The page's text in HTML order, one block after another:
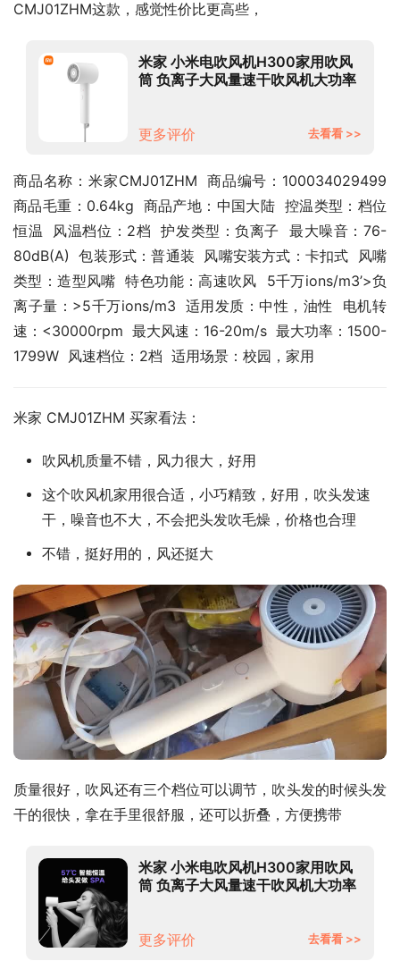
CMJ01ZHM这款，感觉性价比更高些，
米家 小米电吹风机H300家用吹风
筒 负离子大风量速干吹风机大功率
更多评价 去看看 >>
商品名称：米家CMJ01ZHM  商品编号：100034029499
商品毛重：0.64kg  商品产地：中国大陆  控温类型：档位
恒温  风温档位：2档  护发类型：负离子  最大噪音：76-
80dB(A)  包装形式：普通装  风嘴安装方式：卡扣式  风嘴
类型：造型风嘴  特色功能：高速吹风  5千万ions/m3’>负
离子量：>5千万ions/m3  适用发质：中性，油性  电机转
速：<30000rpm  最大风速：16-20m/s  最大功率：1500-
1799W  风速档位：2档  适用场景：校园，家用
米家 CMJ01ZHM 买家看法：
吹风机质量不错，风力很大，好用
这个吹风机家用很合适，小巧精致，好用，吹头发速
干，噪音也不大，不会把头发吹毛燥，价格也合理
不错，挺好用的，风还挺大
质量很好，吹风还有三个档位可以调节，吹头发的时候头发
干的很快，拿在手里很舒服，还可以折叠，方便携带
米家 小米电吹风机H300家用吹风
筒 负离子大风量速干吹风机大功率
更多评价 去看看 >>